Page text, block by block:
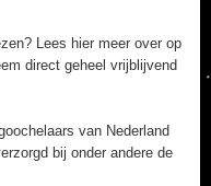
Lees hier meer over op
direct geheel vrijblijvend
van Nederland
bij onder andere de